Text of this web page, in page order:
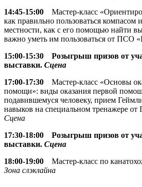
14:45-15:00 Мастер-класс
как правильно пользоваться компасом
местности, как с его помощью найти
важно уметь им пользоваться от ПСО
15:00-15:30 Розыгрыш призов от
выставки. Сцена
17:00-17:30 Мастер-класс «Основы
помощи»: виды оказания первой
подавившемуся человеку, прием
навыков на специальном тренажере
Сцена
17:30-18:00
Розыгрыш призов от
выставки. Сцена
18:00-19:00 Мастер-класс по
Зона слэклайна